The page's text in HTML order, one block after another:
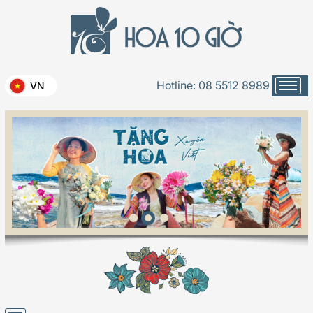
Hotline: 08 5512 8989
VN
16V06-05